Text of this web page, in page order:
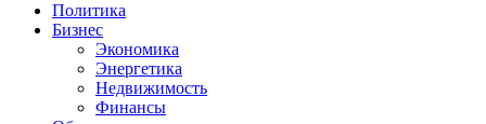
Политика
Бизнес
Экономика
Энергетика
Недвижимость
Финансы